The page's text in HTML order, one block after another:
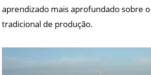
aprendizado mais aprofundado sobre
tradicional de produção.